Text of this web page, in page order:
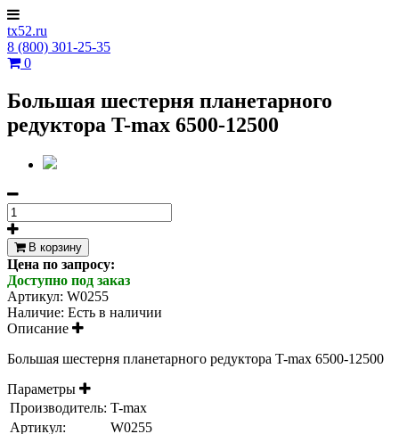
tx52.ru
8 (800) 301-25-35
0
Большая шестерня планетарного
редуктора T-max 6500-12500
В корзину
Цена по запросу:
Доступно под заказ
Артикул: W0255
Наличие: Есть в наличии
Описание
Большая шестерня планетарного редуктора T-max 6500-12500
Параметры
Производитель: T-max
Артикул:
W0255